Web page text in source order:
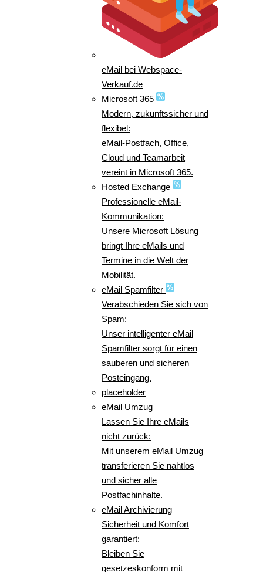
eMail bei Webspace-
Verkauf.de
Microsoft 365
Modern, zukunftssicher und
flexibel:
eMail-Postfach, Office,
Cloud und Teamarbeit
vereint in Microsoft 365.
Hosted Exchange
Professionelle eMail-
Kommunikation:
Unsere Microsoft Lösung
bringt Ihre eMails und
Termine in die Welt der
Mobilität.
eMail Spamfilter
Verabschieden Sie sich von
Spam:
Unser intelligenter eMail
Spamfilter sorgt für einen
sauberen und sicheren
Posteingang.
placeholder
eMail Umzug
Lassen Sie Ihre eMails
nicht zurück:
Mit unserem eMail Umzug
transferieren Sie nahtlos
und sicher alle
Postfachinhalte.
eMail Archivierung
Sicherheit und Komfort
garantiert:
Bleiben Sie
gesetzeskonform mit